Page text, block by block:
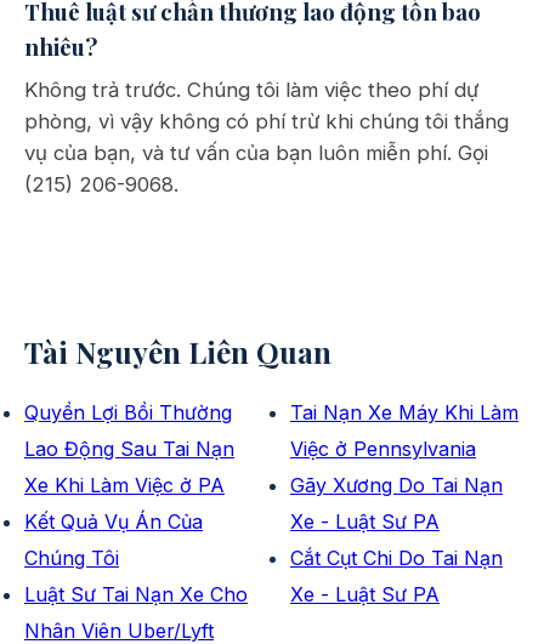
Thuê luật sư chấn thương lao động tốn bao
nhiêu?
Không trả trước. Chúng tôi làm việc theo phí dự
phòng, vì vậy không có phí trừ khi chúng tôi thắng
vụ của bạn, và tư vấn của bạn luôn miễn phí. Gọi
(215) 206-9068.
Tài Nguyên Liên Quan
Quyền Lợi Bồi Thường
Lao Động Sau Tai Nạn
Xe Khi Làm Việc ở PA
Kết Quả Vụ Án Của
Chúng Tôi
Luật Sư Tai Nạn Xe Cho
Nhân Viên Uber/Lyft
Tai Nạn Xe Máy Khi Làm
Việc ở Pennsylvania
Gãy Xương Do Tai Nạn
Xe - Luật Sư PA
Cắt Cụt Chi Do Tai Nạn
Xe - Luật Sư PA